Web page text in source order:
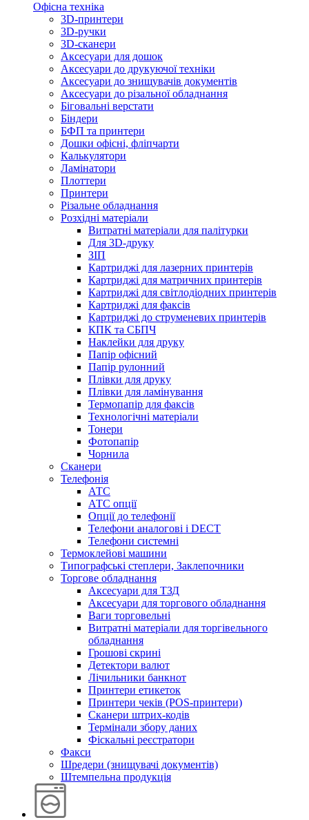
Офісна техніка
3D-принтери
3D-ручки
3D-сканери
Аксесуари для дошок
Аксесуари до друкуючої техніки
Аксесуари до знищувачів документів
Аксесуари до різальної обладнання
Біговальні верстати
Біндери
БФП та принтери
Дошки офісні, фліпчарти
Калькулятори
Ламінатори
Плоттери
Принтери
Різальне обладнання
Розхідні матеріали
Витратні матеріали для палітурки
Для 3D-друку
ЗІП
Картриджі для лазерних принтерів
Картриджі для матричних принтерів
Картриджі для світлодіодних принтерів
Картриджі для факсів
Картриджі до струменевих принтерів
КПК та СБПЧ
Наклейки для друку
Папір офісний
Папір рулонний
Плівки для друку
Плівки для ламінування
Термопапір для факсів
Технологічні матеріали
Тонери
Фотопапір
Чорнила
Сканери
Телефонія
АТС
АТС опції
Опції до телефонії
Телефони аналогові і DECT
Телефони системні
Термоклейові машини
Типографські степлери, Заклепочники
Торгове обладнання
Аксесуари для ТЗД
Аксесуари для торгового обладнання
Ваги торговельні
Витратні матеріали для торгівельного
обладнання
Грошові скрині
Детектори валют
Лічильники банкнот
Принтери етикеток
Принтери чеків (POS-принтери)
Сканери штрих-кодів
Термінали збору даних
Фіскальні реєстратори
Факси
Шредери (знищувачі документів)
Штемпельна продукція